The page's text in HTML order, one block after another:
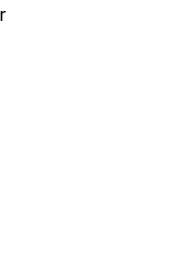
, atveras jaunā cilnē
jaunā cilnē